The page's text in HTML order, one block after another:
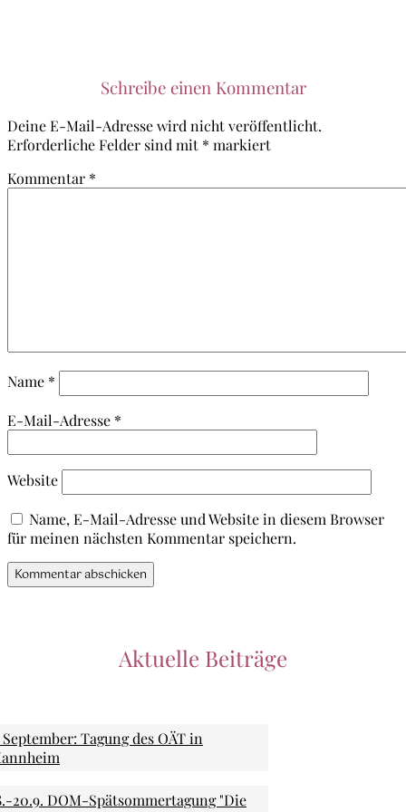
Schreibe einen Kommentar
Deine E-Mail-Adresse wird nicht veröffentlicht.
Erforderliche Felder sind mit * markiert
Kommentar *
Name *
E-Mail-Adresse *
Website
Name, E-Mail-Adresse und Website in diesem Browser
für meinen nächsten Kommentar speichern.
Aktuelle Beiträge
September: Tagung des OÄT in
20.9. DOM-Spätsommertagung "Die